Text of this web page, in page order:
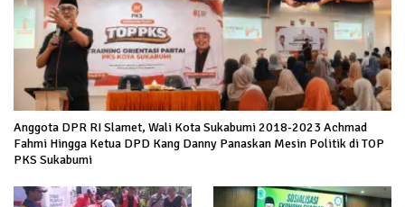
Anggota DPR RI Slamet, Wali Kota Sukabumi 2018-2023 Achmad
Fahmi Hingga Ketua DPD Kang Danny Panaskan Mesin Politik di TOP
PKS Sukabumi